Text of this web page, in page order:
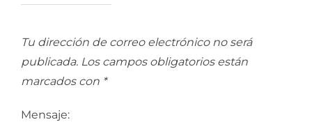
Tu dirección de correo electrónico no será
publicada. Los campos obligatorios están
marcados con *
Mensaje: